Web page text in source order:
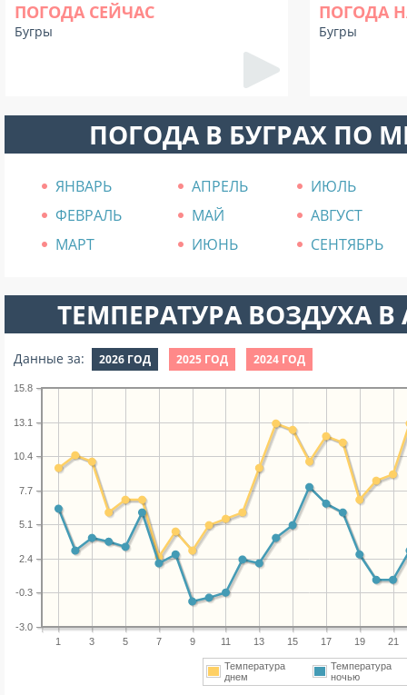
ПОГОДА СЕЙЧАС
Бугры
ПОГОДА
Бугры
ПОГОДА В БУГРАХ ПО
ЯНВАРЬ АПРЕЛЬ
ИЮЛЬ
ФЕВРАЛЬ
МАЙ
АВГУСТ
МАРТ
ИЮНЬ СЕНТЯБРЬ
ТЕМПЕРАТУРА ВОЗДУХА В
Данные за: 2026 ГОД 2025 ГОД 2024 ГОД
1 3 5 7 9 11 13 15 17 19 21
-3.0
-0.3
2.4
5.1
7.7
10.4
13.1
15.8
Температура
днем
Температура
ночью